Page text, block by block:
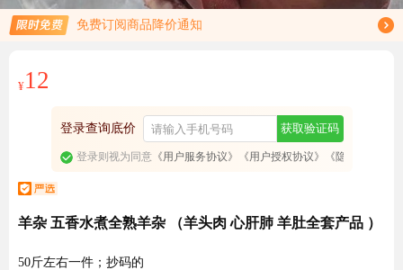
免费订阅商品降价通知
¥12
登录查询底价 获取验证码
登录则视为同意《用户服务协议》 《用户授权协议》 《隐私政策》
羊杂 五香水煮全熟羊杂 （羊头肉 心肝肺 羊肚全套产品 ）
50斤左右一件；抄码的